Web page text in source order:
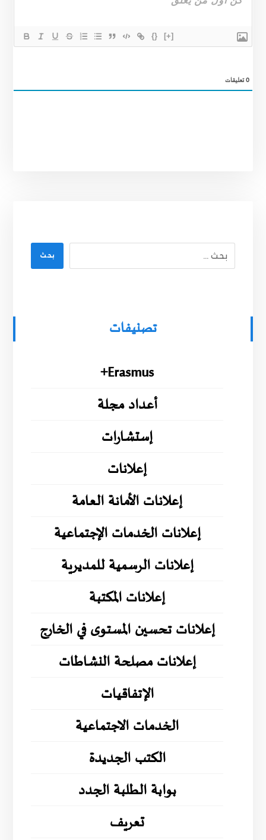
{} [+]
0تعليقات
بحث
تصنيفات
Erasmus+
أعداد مجلة
إستشارات
إعلانات
إعلانات الأمانة العامة
إعلانات الخدمات الإجتماعية
إعلانات الرسمية للمديرية
إعلانات المكتبة
إعلانات تحسين المستوى في الخارج
إعلانات مصلحة النشاطات
الإتفاقيات
الخدمات الاجتماعية
الكتب الجديدة
بوابة الطلبة الجدد
تعريف